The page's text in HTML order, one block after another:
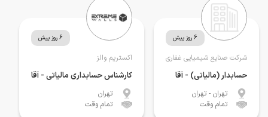
6 روز پیش
شرکت صنایع شیمیایی غفاری
حسابدار (مالیاتی) - آقا
تهران - تهران
تمام وقت
6 روز پیش
اکستریم والز
کارشناس حسابداری مالیاتی - آقا
تهران
تمام وقت